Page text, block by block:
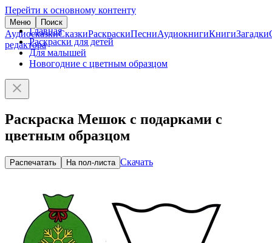
Перейти к основному контенту
Меню Поиск
АудиосказкиСказкиРаскраскиПесниАудиокнигиКнигиЗагадки
редактора
Главная
Раскраски для детей
Для малышей
Новогодние с цветным образцом
Раскраска Мешок с подарками с
цветным образцом
Распечатать На пол-листа Скачать